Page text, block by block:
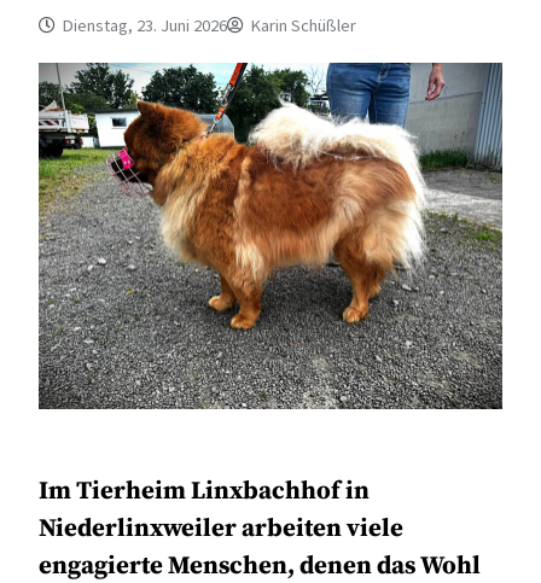
Dienstag, 23. Juni 2026 Karin Schüßler
Im Tierheim Linxbachhof in
Niederlinxweiler arbeiten viele
engagierte Menschen, denen das Wohl